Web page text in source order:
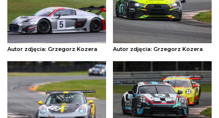
Autor zdjęcia: Grzegorz Kozera Autor zdjęcia: Grzegorz Kozera